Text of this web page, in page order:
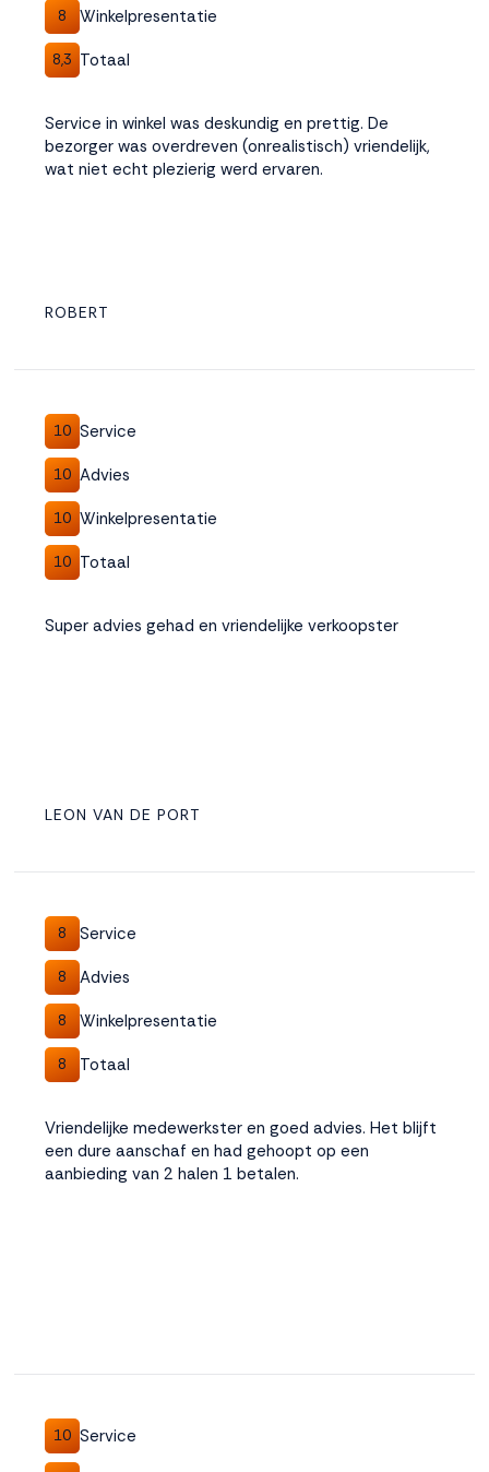
8 Winkelpresentatie
8,3 Totaal
Service in winkel was deskundig en prettig. De
bezorger was overdreven (onrealistisch) vriendelijk,
wat niet echt plezierig werd ervaren.
ROBERT
10 Service
10 Advies
10 Winkelpresentatie
10 Totaal
Super advies gehad en vriendelijke verkoopster
LEON VAN DE PORT
8 Service
8 Advies
8 Winkelpresentatie
8 Totaal
Vriendelijke medewerkster en goed advies. Het blijft
een dure aanschaf en had gehoopt op een
aanbieding van 2 halen 1 betalen.
10 Service